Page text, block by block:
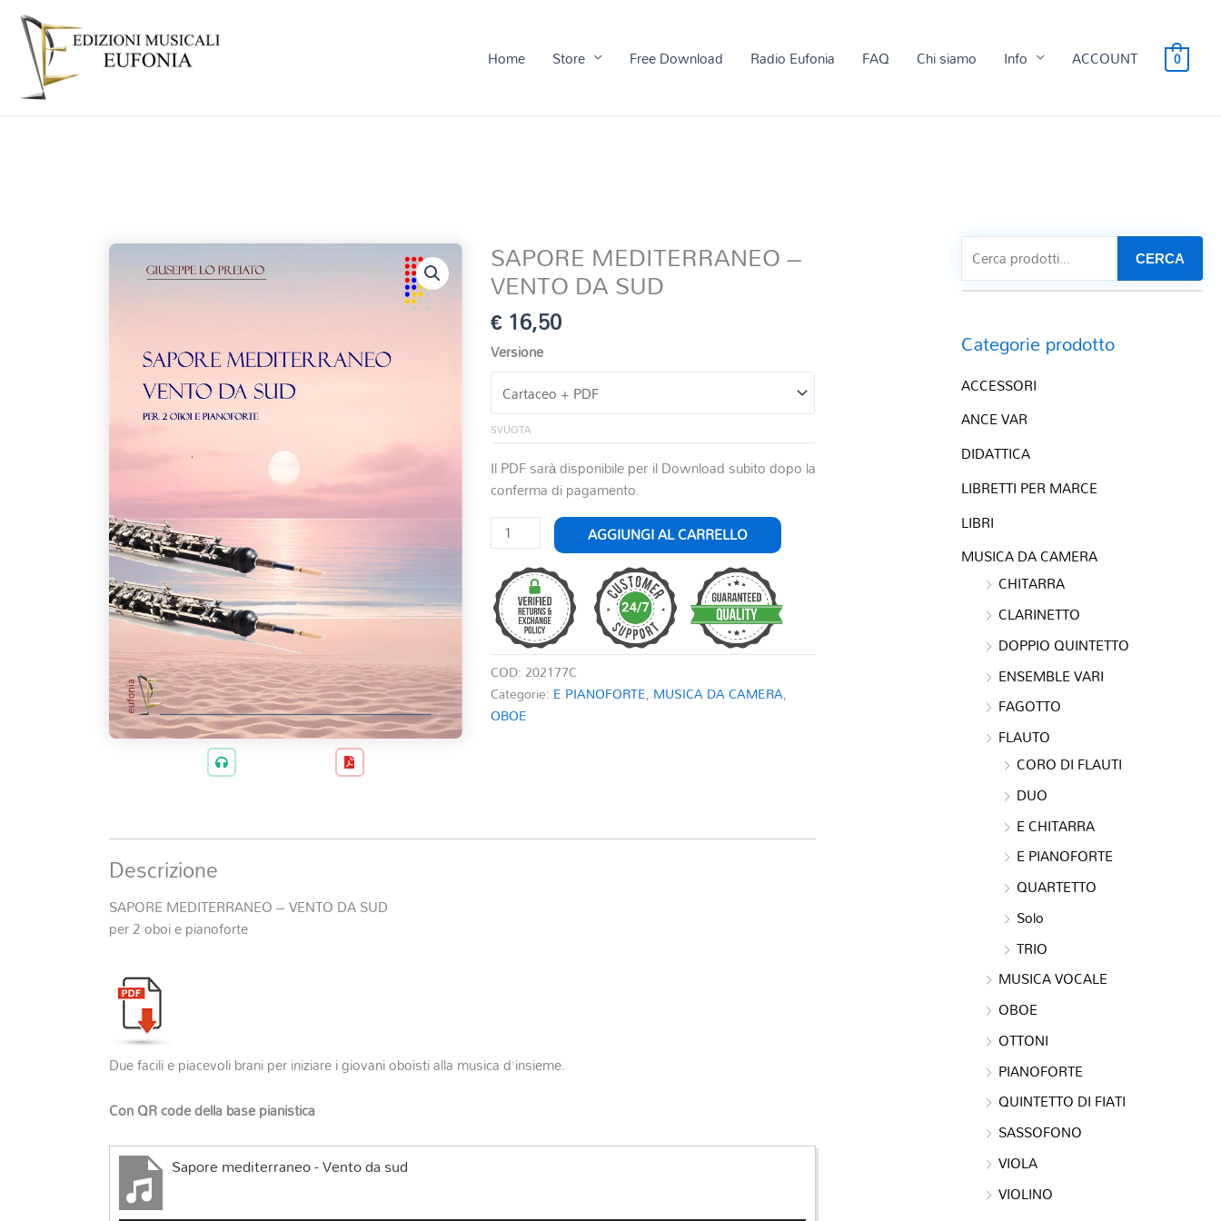
Home Store Free Download Radio Eufonia FAQ Chi siamo Info ACCOUNT 0
SAPORE MEDITERRANEO –
VENTO DA SUD
€16,50
Versione
SVUOTA
Il PDF sarà disponibile per il Download subito dopo la
conferma di pagamento.
SAPORE
MEDITERRANEO
VENTO
DA
SUD
quantità
AGGIUNGI AL CARRELLO
COD: 202177C
Categorie: E PIANOFORTE, MUSICA DA CAMERA,
OBOE
Descrizione
SAPORE MEDITERRANEO – VENTO DA SUD
per 2 oboi e pianoforte
Due facili e piacevoli brani per iniziare i giovani oboisti alla musica d’insieme.
Con QR code della base pianistica
Sapore mediterraneo - Vento da sud
CERCA
Categorie prodotto
ACCESSORI
ANCE VAR
DIDATTICA
LIBRETTI PER MARCE
LIBRI
MUSICA DA CAMERA
CHITARRA
CLARINETTO
DOPPIO QUINTETTO
ENSEMBLE VARI
FAGOTTO
FLAUTO
CORO DI FLAUTI
DUO
E CHITARRA
E PIANOFORTE
QUARTETTO
Solo
TRIO
MUSICA VOCALE
OBOE
OTTONI
PIANOFORTE
QUINTETTO DI FIATI
SASSOFONO
VIOLA
VIOLINO